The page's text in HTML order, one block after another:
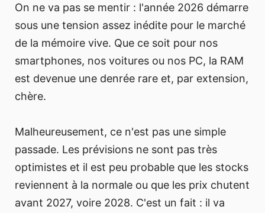
On ne va pas se mentir : l'année 2026 démarre
sous une tension assez inédite pour le marché
de la mémoire vive. Que ce soit pour nos
smartphones, nos voitures ou nos PC, la RAM
est devenue une denrée rare et, par extension,
chère.
Malheureusement, ce n'est pas une simple
passade. Les prévisions ne sont pas très
optimistes et il est peu probable que les stocks
reviennent à la normale ou que les prix chutent
avant 2027, voire 2028. C'est un fait : il va